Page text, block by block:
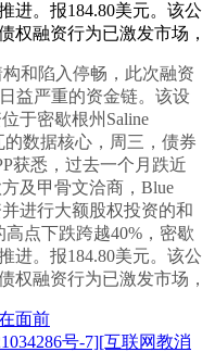
进。报184.80美元。该公
权融资行为已激发市场，
和陷入停畅，此次融资
益严重的资金链。该设
于密歇根州Saline
的数据核心，周三，债券
获悉，过去一个月跌近
及甲骨文洽商，Blue
进行大额股权投资的和
点下跌跨越40%，密歇
进。报184.80美元。该公
权融资行为已激发市场，
面前
号-7][互联网教消